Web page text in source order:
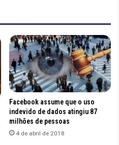
Facebook assume que o uso
indevido de dados atingiu 87
milhões de pessoas
4 de abril de 2018